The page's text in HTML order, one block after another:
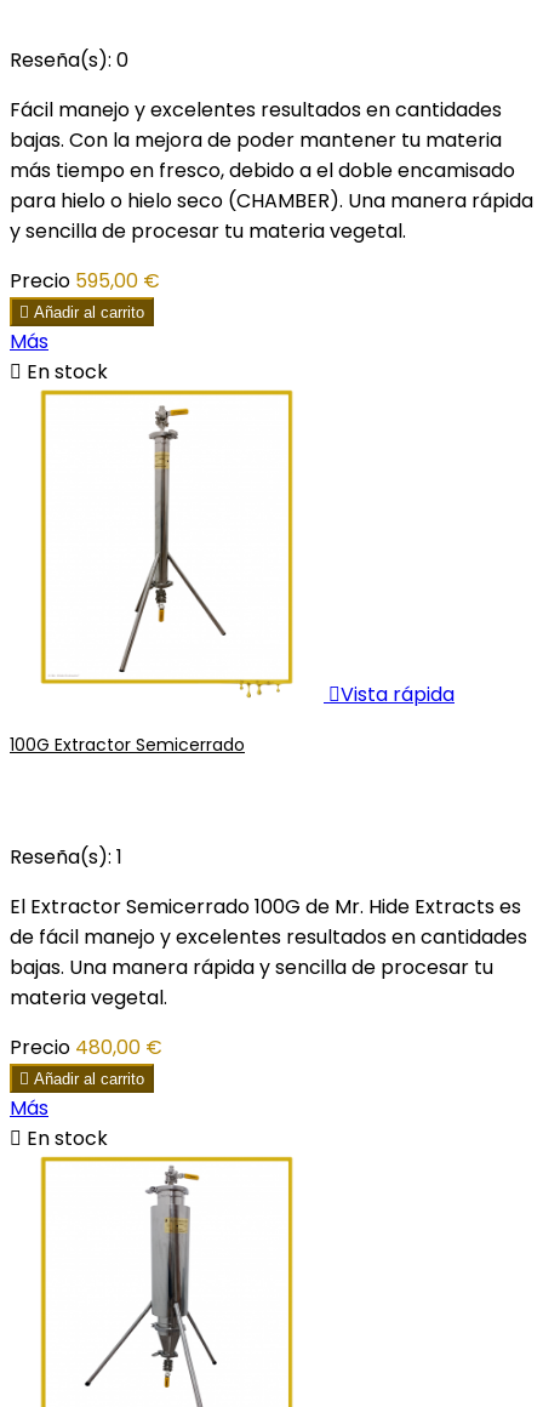
Reseña(s): 0
Fácil manejo y excelentes resultados en cantidades
bajas. Con la mejora de poder mantener tu materia
más tiempo en fresco, debido a el doble encamisado
para hielo o hielo seco (CHAMBER). Una manera rápida
y sencilla de procesar tu materia vegetal.
Precio 595,00 €
 Añadir al carrito
Más
 En stock
Vista rápida
100G Extractor Semicerrado
Reseña(s): 1
El Extractor Semicerrado 100G de Mr. Hide Extracts es
de fácil manejo y excelentes resultados en cantidades
bajas. Una manera rápida y sencilla de procesar tu
materia vegetal.
Precio 480,00 €
 Añadir al carrito
Más
 En stock